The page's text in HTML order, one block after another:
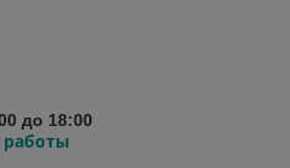
до 18:00
работы